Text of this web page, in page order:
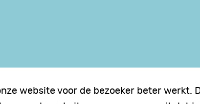
website voor de bezoeker beter werkt.